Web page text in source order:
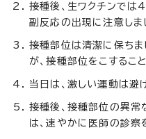
接種後、生ワクチンでは
副反応の出現に注意しま
接種部位は清潔に保ちま
が、接種部位をこするこ
当日は、激しい運動は避
接種後、接種部位の異
は、速やかに医師の診察